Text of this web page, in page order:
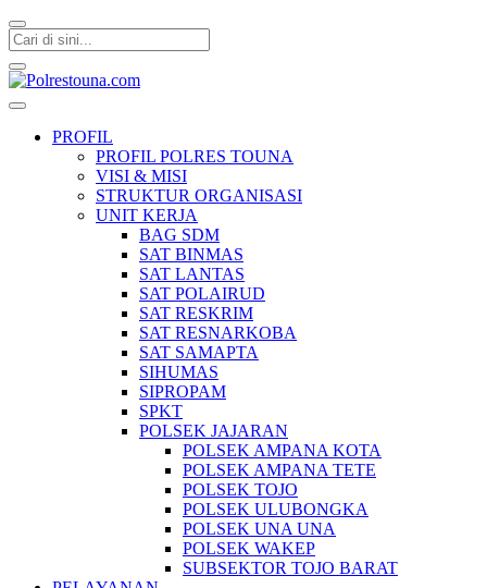
PROFIL
PROFIL POLRES TOUNA
VISI & MISI
STRUKTUR ORGANISASI
UNIT KERJA
BAG SDM
SAT BINMAS
SAT LANTAS
SAT POLAIRUD
SAT RESKRIM
SAT RESNARKOBA
SAT SAMAPTA
SIHUMAS
SIPROPAM
SPKT
POLSEK JAJARAN
POLSEK AMPANA KOTA
POLSEK AMPANA TETE
POLSEK TOJO
POLSEK ULUBONGKA
POLSEK UNA UNA
POLSEK WAKEP
SUBSEKTOR TOJO BARAT